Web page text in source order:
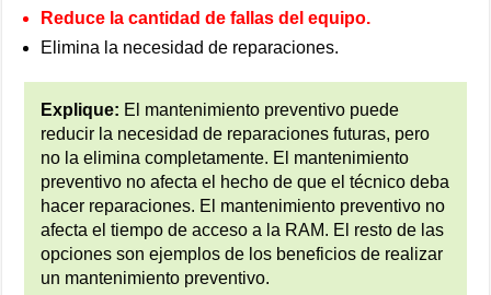
Reduce la cantidad de fallas del equipo.
Elimina la necesidad de reparaciones.
Explique: El mantenimiento preventivo puede
reducir la necesidad de reparaciones futuras, pero
no la elimina completamente. El mantenimiento
preventivo no afecta el hecho de que el técnico deba
hacer reparaciones. El mantenimiento preventivo no
afecta el tiempo de acceso a la RAM. El resto de las
opciones son ejemplos de los beneficios de realizar
un mantenimiento preventivo.